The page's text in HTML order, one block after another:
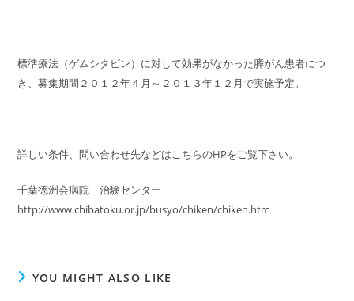
標準療法（ゲムシタビン）に対して効果がなかった膵がん患者につ
き、募集期間２０１２年４月～２０１３年１２月で実施予定。
詳しい条件、問い合わせ先などはこちらのHPをご覧下さい。
千葉徳洲会病院 治験センター
http://www.chibatoku.or.jp/busyo/chiken/chiken.htm
YOU MIGHT ALSO LIKE